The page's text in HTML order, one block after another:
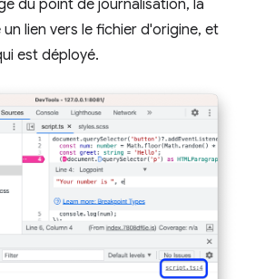
du point de journalisation, la
lien vers le fichier d'origine, et
est déployé.